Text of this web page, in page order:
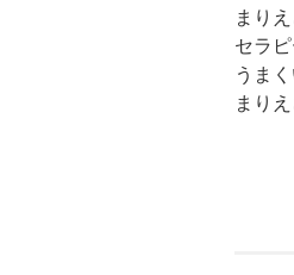
まり
セラ
うま
まり